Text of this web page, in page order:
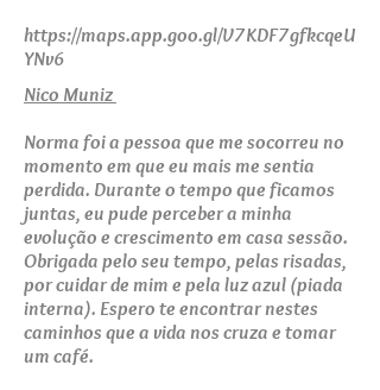
https://maps.app.goo.gl/V7KDF7gfkcqeU
YNv6
Nico Muniz
Norma foi a pessoa que me socorreu no
momento em que eu mais me sentia
perdida. Durante o tempo que ficamos
juntas, eu pude perceber a minha
evolução e crescimento em casa sessão.
Obrigada pelo seu tempo, pelas risadas,
por cuidar de mim e pela luz azul (piada
interna). Espero te encontrar nestes
caminhos que a vida nos cruza e tomar
um café.